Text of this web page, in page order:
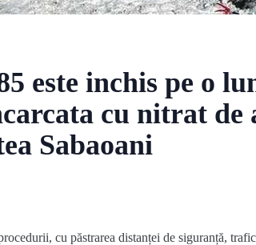
este inchis pe o
cu nitrat de
Sabaoani
cu păstrarea distanței de siguranță,